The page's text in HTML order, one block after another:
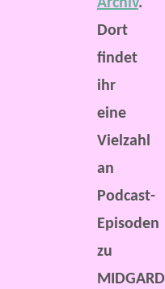
Dort
findet
ihr
eine
Vielzahl
an
Podcast-
Episoden
zu
MIDGARD